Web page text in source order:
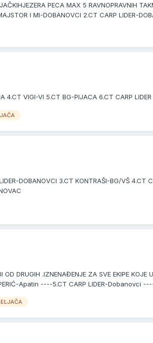
PECA MAX 5 RAVNOPRAVNIH
I MI-DOBANOVCI 2.CT CARP LIDER-
4.CT VIGI-VI 5.CT BG-PIJACA 6.CT CARP
DOBANOVCI 3.CT KONTRAŠI-BG/VŠ
OD DRUGIH .IZNENAĐENJE ZA SVE EKIPE
Apatin ----5.CT CARP LIDER-Dobanovci ----